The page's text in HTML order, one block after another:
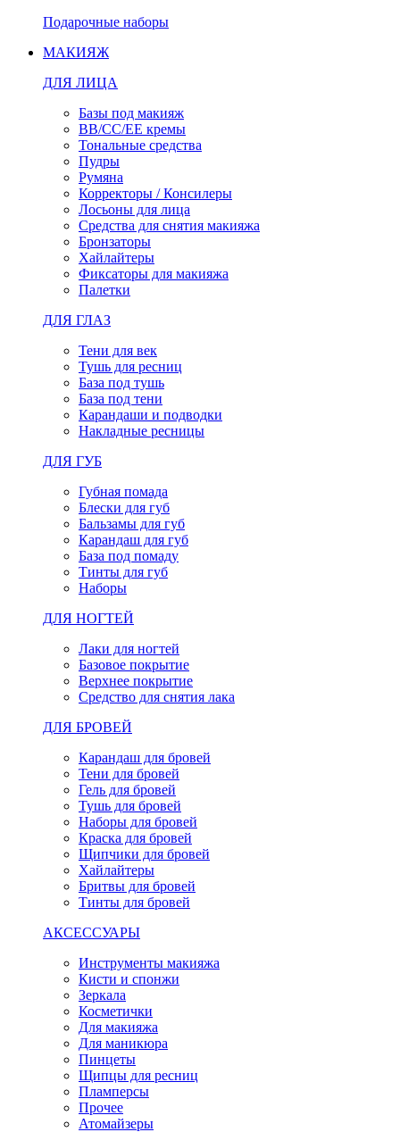
Подарочные наборы
МАКИЯЖ
ДЛЯ ЛИЦА
Базы под макияж
BB/CC/EE кремы
Тональные средства
Пудры
Румяна
Корректоры / Консилеры
Лосьоны для лица
Средства для снятия макияжа
Бронзаторы
Хайлайтеры
Фиксаторы для макияжа
Палетки
ДЛЯ ГЛАЗ
Тени для век
Тушь для ресниц
База под тушь
База под тени
Карандаши и подводки
Накладные ресницы
ДЛЯ ГУБ
Губная помада
Блески для губ
Бальзамы для губ
Карандаш для губ
База под помаду
Тинты для губ
Наборы
ДЛЯ НОГТЕЙ
Лаки для ногтей
Базовое покрытие
Верхнее покрытие
Средство для снятия лака
ДЛЯ БРОВЕЙ
Карандаш для бровей
Тени для бровей
Гель для бровей
Тушь для бровей
Наборы для бровей
Краска для бровей
Щипчики для бровей
Хайлайтеры
Бритвы для бровей
Тинты для бровей
АКСЕССУАРЫ
Инструменты макияжа
Кисти и спонжи
Зеркала
Косметички
Для макияжа
Для маникюра
Пинцеты
Щипцы для ресниц
Пламперсы
Прочее
Атомайзеры